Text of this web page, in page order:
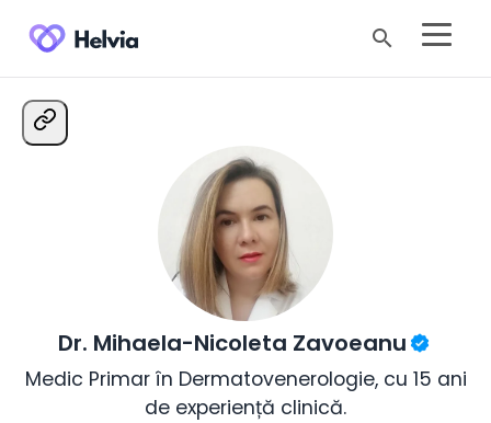
search
Dr. Mihaela-Nicoleta Zavoeanu
Medic Primar în Dermatovenerologie, cu 15 ani
de experiență clinică.